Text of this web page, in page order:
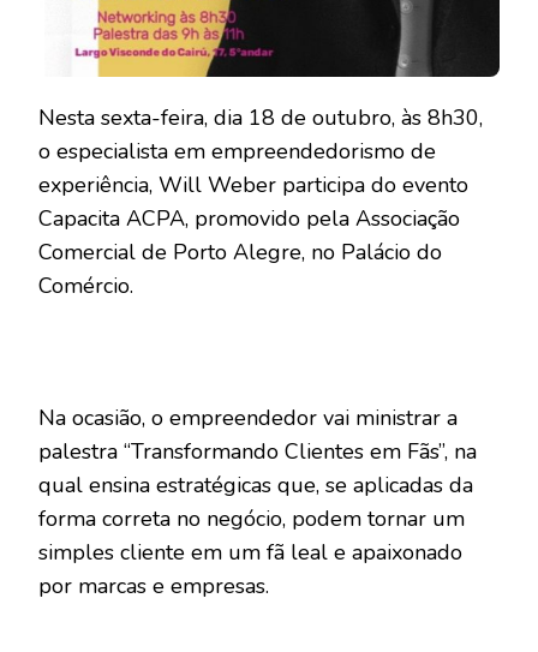
Nesta sexta-feira, dia 18 de outubro, às 8h30,
o especialista em empreendedorismo de
experiência, Will Weber participa do evento
Capacita ACPA, promovido pela Associação
Comercial de Porto Alegre, no Palácio do
Comércio.
Na ocasião, o empreendedor vai ministrar a
palestra “Transformando Clientes em Fãs”, na
qual ensina estratégicas que, se aplicadas da
forma correta no negócio, podem tornar um
simples cliente em um fã leal e apaixonado
por marcas e empresas.